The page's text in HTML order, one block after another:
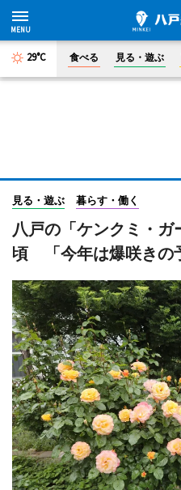
29°C 食べる 見る・遊ぶ
見る・遊ぶ 暮らす・働く
八戸の「ケンクミ・
頃 「今年は爆咲きの